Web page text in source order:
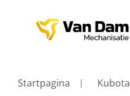
Startpagina
Kubota